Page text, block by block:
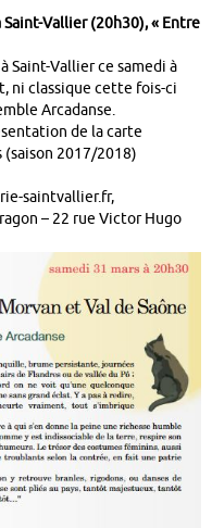
Saint-Vallier (20h30), « Entre
Saint-Vallier ce samedi à
ni classique cette fois-ci
Arcadanse.
de la carte
(saison 2017/2018)
saintvallier.fr,
– 22 rue Victor Hugo